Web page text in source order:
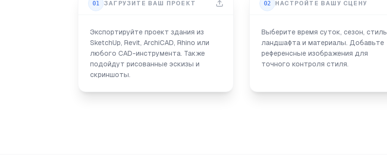
01 ЗАГРУЗИТЕ ВАШ ПРОЕКТ
Экспортируйте проект здания из
SketchUp, Revit, ArchiCAD, Rhino или
любого CAD-инструмента. Также
подойдут рисованные эскизы и
скриншоты.
02 НАСТРОЙТЕ ВАШУ СЦЕНУ
Выберите время суток, сезон, стиль
ландшафта и материалы. Добавьте
референсные изображения для
точного контроля стиля.